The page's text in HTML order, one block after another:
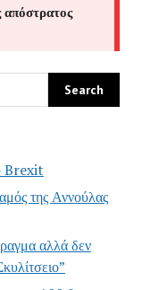
Brexit
της Αννούλας
αλλά δεν